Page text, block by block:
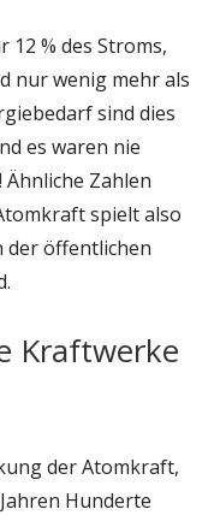
12 % des Stroms,
nur wenig mehr als
sind dies
es waren nie
Ähnliche Zahlen
spielt also
der öffentlichen
Kraftwerke
der Atomkraft,
Hunderte